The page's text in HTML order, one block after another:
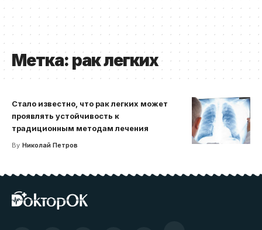
Метка: рак легких
Стало известно, что рак легких может
проявлять устойчивость к
традиционным методам лечения
By Николай Петров